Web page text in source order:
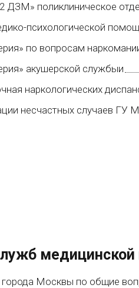
ДЗМ» поликлиническое
психологической
по вопросам
акушерской службыи
наркологических
несчастных случаев ГУ
медицинской
города Москвы по общие